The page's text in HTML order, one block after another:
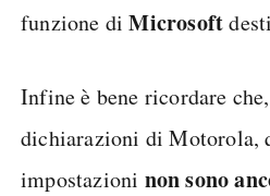
funzione diMicrosoft
Infine è bene ricordare
dichiarazioni di Motorola,
impostazioni non sono